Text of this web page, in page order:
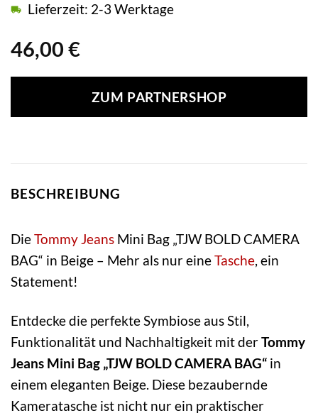
46,00 €
Lieferzeit: 2-3 Werktage
ZUM PARTNERSHOP
BESCHREIBUNG
DieTommy Jeans Mini Bag „TJW BOLD CAMERA
BAG“ in Beige – Mehr als nur eineTasche, ein
Statement!
Entdecke die perfekte Symbiose aus Stil,
Funktionalität und Nachhaltigkeit mit derTommy
Jeans Mini Bag „TJW BOLD CAMERA BAG“ in
einem eleganten Beige. Diese bezaubernde
Kameratasche ist nicht nur ein praktischer